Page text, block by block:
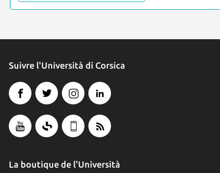
Suivre l'Università di Corsica
La boutique de l'Università